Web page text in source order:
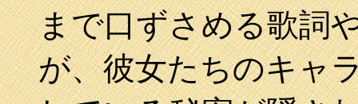
まで口ずさめる歌詞
が、彼女たちのキャ